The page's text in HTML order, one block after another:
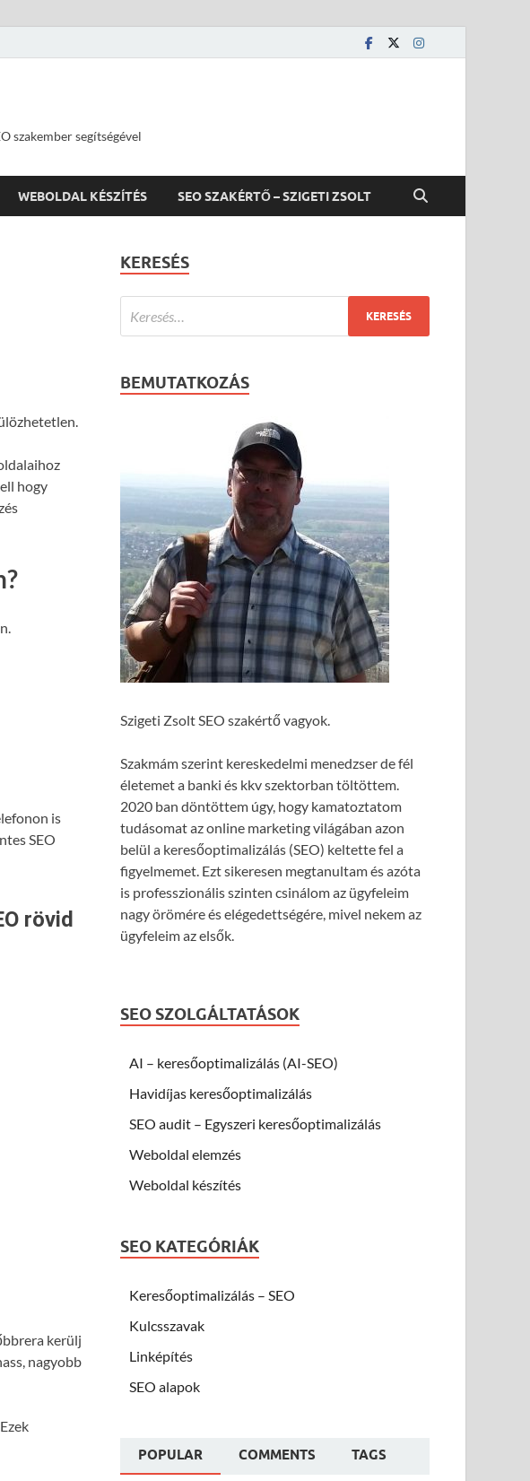
szakember segítségével
WEBOLDAL KÉSZÍTÉS SEO SZAKÉRTŐ – SZIGETI ZSOLT
hogy
is
SEO
rövid
kerülj
nagyobb
KERESÉS
BEMUTATKOZÁS
Szigeti Zsolt SEO szakértő vagyok.
Szakmám szerint kereskedelmi menedzser de fél
életemet a banki és kkv szektorban töltöttem.
2020 ban döntöttem úgy, hogy kamatoztatom
tudásomat az online marketing világában azon
belül a keresőoptimalizálás (SEO) keltette fel a
figyelmemet. Ezt sikeresen megtanultam és azóta
is professzionális szinten csinálom az ügyfeleim
nagy örömére és elégedettségére, mivel nekem az
ügyfeleim az elsők.
SEO SZOLGÁLTATÁSOK
AI – keresőoptimalizálás (AI-SEO)
Havidíjas keresőoptimalizálás
SEO audit – Egyszeri keresőoptimalizálás
Weboldal elemzés
Weboldal készítés
SEO KATEGÓRIÁK
Keresőoptimalizálás – SEO
Kulcsszavak
Linképítés
SEO alapok
POPULAR COMMENTS TAGS